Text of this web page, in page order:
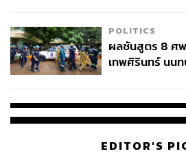
POLITICS
ผลชันสูตร 8 ศพ
เทพศิรินทร์ นน
EDITOR'S